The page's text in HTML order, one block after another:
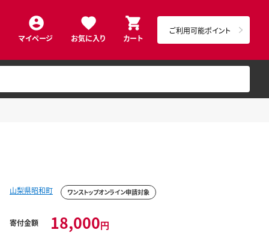
マイページ お気に入り カート
ご利用可能ポイント
山梨県昭和町 ワンストップオンライン申請対象
寄付金額 18,000円